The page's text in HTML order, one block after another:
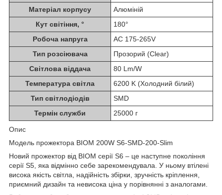
Матеріал корпусу
Алюміній
Кут світіння, °
180°
Робоча напруга
AC 175-265V
Тип розсіювача
Прозорий (Clear)
Світлова віддача
80 Lm/W
Температура світла
6200 K (Холодний білий)
Тип світлодіодів
SMD
Термін служби
25000 г
Опис
Модель прожектора BIOM 200W S6-SMD-200-Slim
Новий прожектор від BIOM серії S6 – це наступне покоління
серії S5, яка відмінно себе зарекомендувала. У ньому втілені
висока якість світла, надійність збірки, зручність кріплення,
приємний дизайн та невисока ціна у порівнянні з аналогами.